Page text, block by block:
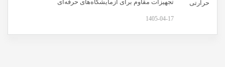
تجهیزات مقاوم برای آزمایشگاه‌های حرفه‌ای
1405-04-17